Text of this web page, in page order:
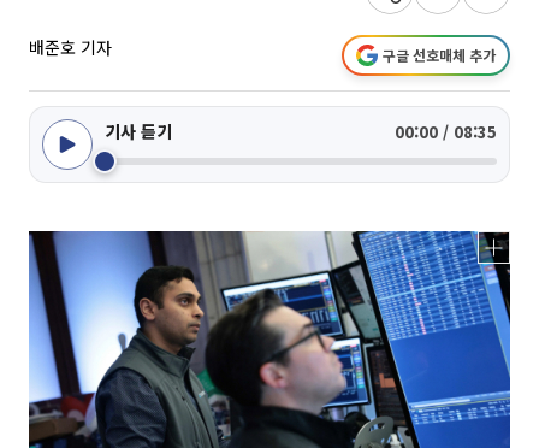
배준호 기자 구글 선호매체 추가
기사 듣기 00:00 / 08:35